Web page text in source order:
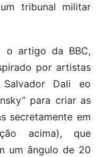
tribunal militar
o artigo da BBC,
por artistas
Dali eo
para criar as
secretamente em
acima), que
um ângulo de 20